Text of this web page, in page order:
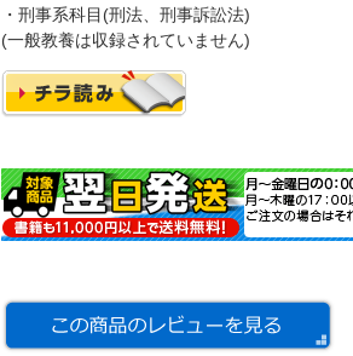
・刑事系科目(刑法、刑事訴訟法)
(一般教養は収録されていません)